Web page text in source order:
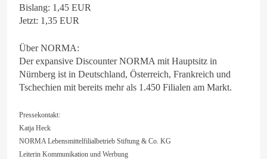
Bislang: 1,45 EUR
Jetzt: 1,35 EUR
Über NORMA:
Der expansive Discounter NORMA mit Hauptsitz in
Nürnberg ist in Deutschland, Österreich, Frankreich und
Tschechien mit bereits mehr als 1.450 Filialen am Markt.
Pressekontakt:
Katja Heck
NORMA Lebensmittelfilialbetrieb Stiftung & Co. KG
Leiterin Kommunikation und Werbung